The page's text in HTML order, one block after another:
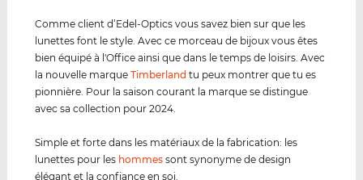
Comme client d’Edel-Optics vous savez bien sur que les
lunettes font le style. Avec ce morceau de bijoux vous êtes
bien équipé à l'Office ainsi que dans le temps de loisirs. Avec
la nouvelle marqueTimberland tu peux montrer que tu es
pionnière. Pour la saison courant la marque se distingue
avec sa collection pour 2024.
Simple et forte dans les matériaux de la fabrication: les
lunettes pour les hommes sont synonyme de design
élégant et la confiance en soi.